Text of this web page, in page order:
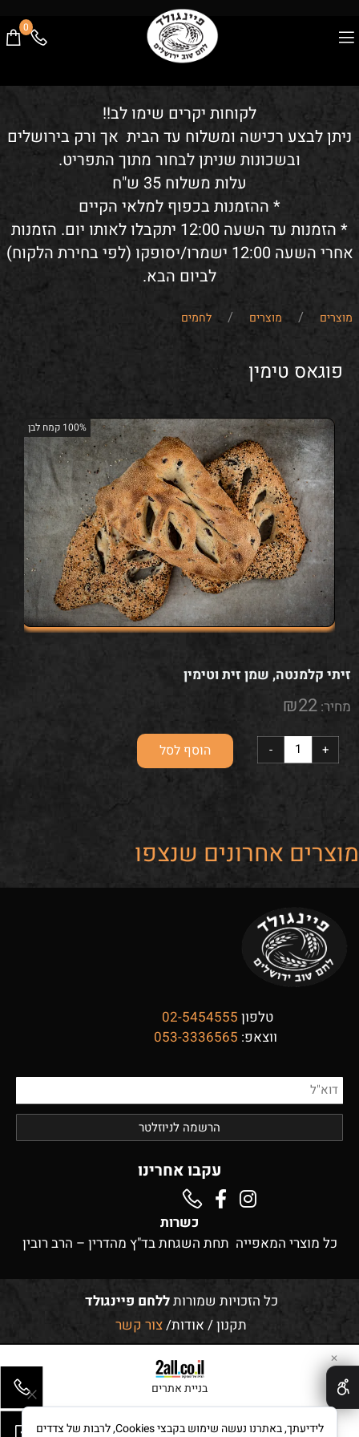
0
לקוחות יקרים שימו לב!!
ניתן לבצע רכישה ומשלוח עד הבית אך ורק בירושלים
ובשכונות שניתן לבחור מתוך התפריט.
עלות משלוח 35 ש"ח
* ההזמנות בכפוף למלאי הקיים
* הזמנות עד השעה 12:00 יתקבלו לאותו יום. הזמנות
אחרי השעה 12:00 ישמרו/יסופקו (לפי בחירת הלקוח)
לביום הבא.
מוצרים / מוצרים / לחמים
פוגאס טימין
100% קמח לבן
זיתי קלמנטה, שמן זית וטימין
מחיר:
₪22
הוסף לסל
מוצרים אחרונים שנצפו
טלפון 02-5454555
ווצאפ: 053-3336565
עקבו אחרינו
כשרות
כל מוצרי המאפייה תחת השגחת בד"ץ מהדרין – הרב רובין
כל הזכויות שמורותללחם פיינגולד
תקנון/ אודות/צור קשר
בניית אתרים
✕
לידיעתך, באתרנו נעשה שימוש בקבצי Cookies, לרבות של צדדים